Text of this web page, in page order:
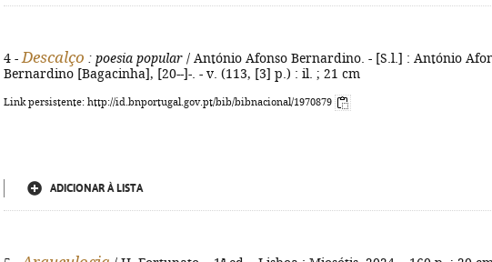
4 - Descalço : poesia popular / António Afonso Bernardino. - [S.l.] : António
Bernardino [Bagacinha], [20--]-. - v. (113, [3] p.) : il. ; 21 cm
Link persistente: http://id.bnportugal.gov.pt/bib/bibnacional/1970879
ADICIONAR À LISTA